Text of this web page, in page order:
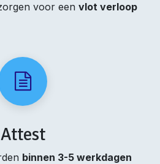
voor een vlot verloop
Attest
binnen 3-5 werkdagen